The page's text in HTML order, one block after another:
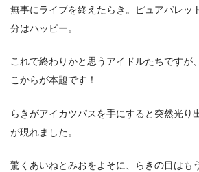
無事にライブを終えたらき。ピュアパレッ
分はハッピー。
これで終わりかと思うアイドルたちですが
こからが本題です！
らきがアイカツパスを手にすると突然光り
が現れました。
驚くあいねとみおをよそに、らきの目はも